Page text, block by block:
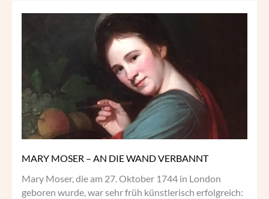
MARY MOSER – AN DIE WAND VERBANNT
Mary Moser, die am 27. Oktober 1744 in London
geboren wurde, war sehr früh künstlerisch erfolgreich:
MARY
WAND
VERBANNT